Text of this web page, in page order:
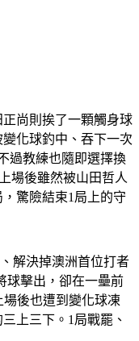
尚則挨了一顆觸身球
化球釣中、吞下一次
過教練也隨即選擇換
場後雖然被山田哲人
驚險結束1局上的守
解決掉澳洲首位打者
球擊出，卻在一壘前
場後也遭到變化球凍
上三下。1局戰罷、